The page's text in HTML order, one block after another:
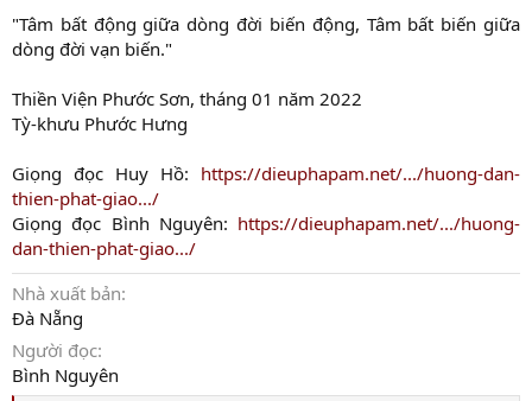
"Tâm bất động giữa dòng đời biến động, Tâm bất biến giữa
dòng đời vạn biến."
Thiền Viện Phước Sơn, tháng 01 năm 2022
Tỳ-khưu Phước Hưng
Giọng đọc Huy Hồ: https://dieuphapam.net/.../huong-dan-
thien-phat-giao.../
Giọng đọc Bình Nguyên: https://dieuphapam.net/.../huong-
dan-thien-phat-giao.../
Nhà xuất bản
Đà Nẵng
Người đọc
Bình Nguyên